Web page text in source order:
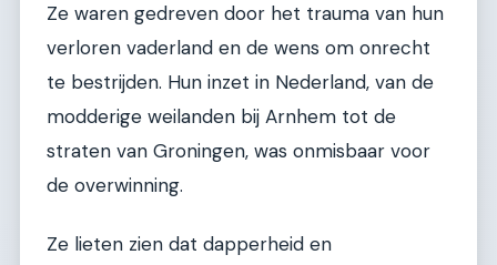
Ze waren gedreven door het trauma van hun
verloren vaderland en de wens om onrecht
te bestrijden. Hun inzet in Nederland, van de
modderige weilanden bij Arnhem tot de
straten van Groningen, was onmisbaar voor
de overwinning.
Ze lieten zien dat dapperheid en